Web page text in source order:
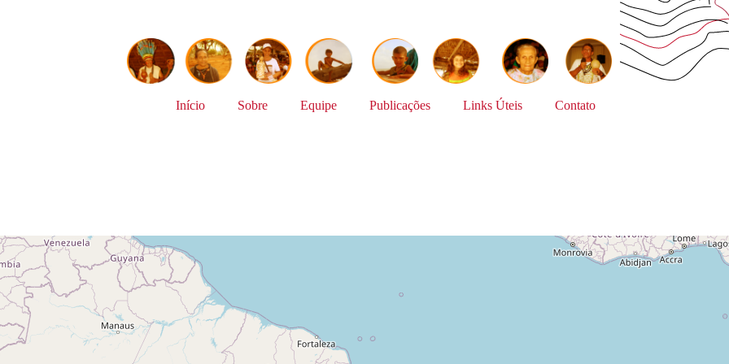
Início Sobre Equipe Publicações Links Úteis Contato